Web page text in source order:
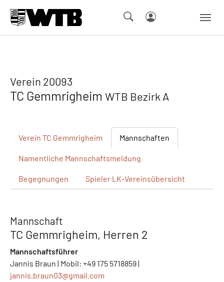
Verein 20093
TC Gemmrigheim WTB Bezirk A
Verein TC Gemmrigheim Mannschaften
Namentliche Mannschaftsmeldung
Begegnungen Spieler LK-Vereinsübersicht
Mannschaft
TC Gemmrigheim, Herren 2
Mannschaftsführer
Jannis Braun | Mobil: +49 175 5718859 |
jannis.braun03@gmail.com